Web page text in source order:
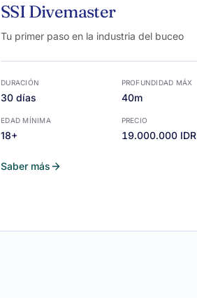
SSI Divemaster
Tu primer paso en la industria del buceo
DURACIÓN
30 días
PROFUNDIDAD MÁX
40m
EDAD MÍNIMA
18+
PRECIO
19.000.000 IDR
Saber más